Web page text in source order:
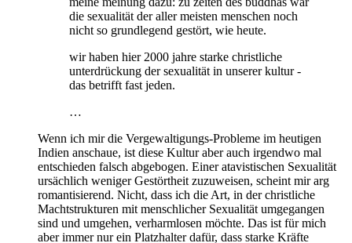
die sexualität der aller meisten menschen noch
nicht so grundlegend gestört, wie heute.
wir haben hier 2000 jahre starke christliche
unterdrückung der sexualität in unserer kultur -
das betrifft fast jeden.
…
Wenn ich mir die Vergewaltigungs-Probleme im heutigen
Indien anschaue, ist diese Kultur aber auch irgendwo mal
entschieden falsch abgebogen. Einer atavistischen Sexualität
ursächlich weniger Gestörtheit zuzuweisen, scheint mir arg
romantisierend. Nicht, dass ich die Art, in der christliche
Machtstrukturen mit menschlicher Sexualität umgegangen
sind und umgehen, verharmlosen möchte. Das ist für mich
aber immer nur ein Platzhalter dafür, dass starke Kräfte